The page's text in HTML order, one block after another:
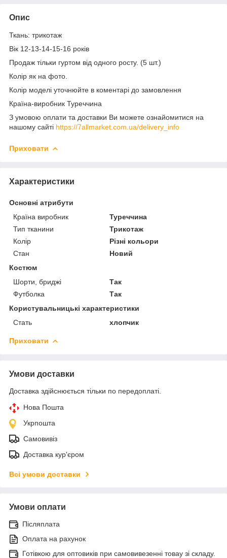
Опис
Ткань: трикотаж
Вік 12-13-14-15-16 років
Продаж тільки гуртом від одного росту. (5 шт.)
Колір як на фото.
Колір моделі уточнюйте в коментарі до замовлення
Країна-виробник Туреччина
З умовою оплати та доставки Ви можете ознайомитися на
нашому сайті https://7allmarket.com.ua/delivery_info
Приховати
Характеристики
Основні атрибути
Країна виробник
Туреччина
Тип тканини
Трикотаж
Колір
Різні кольори
Стан
Новий
Костюм
Шорти, бриджі
Так
Футболка
Так
Користувальницькі характеристики
Стать
хлопчик
Приховати
Умови доставки
Доставка здійснюється тільки по передоплаті.
Нова Пошта
Укрпошта
Самовивіз
Доставка кур'єром
Всі умови доставки
Умови оплати
Післяплата
Оплата на рахунок
Готівкою для оптовиків при самовивезенні товау зі складу.